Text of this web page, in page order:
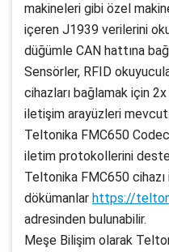
makineleri gibi özel
içeren J1939 verilerini
düğümle CAN hattına
Sensörler, RFID
cihazları bağlamak için
iletişim arayüzleri
Teltonika FMC650
iletim protokollerini
Teltonika FMC650 cihazı
dökümanlar https://
adresinden bulunabilir.
Meşe Bilişim olarak